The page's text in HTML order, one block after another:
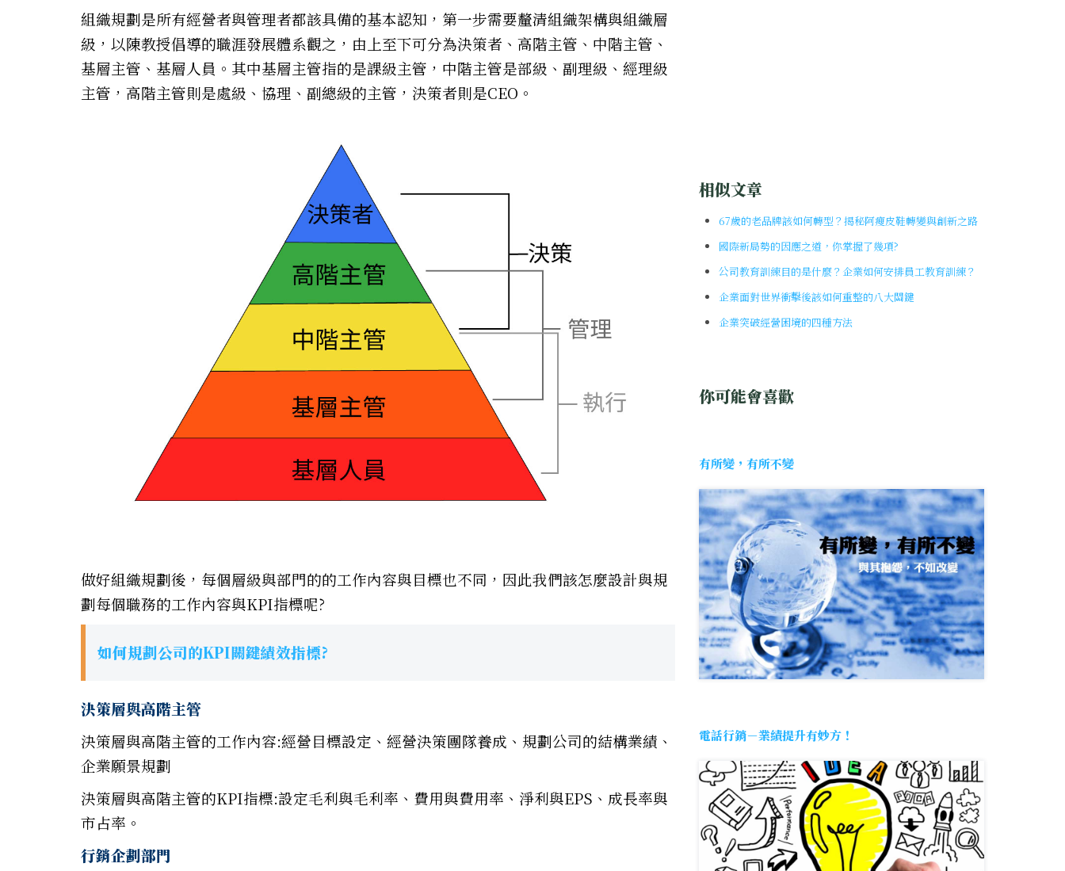
組織規劃是所有經營者與管理者都該具備的基本認知，第一步需要釐清組織架構與組織層
級，以陳教授倡導的職涯發展體系觀之，由上至下可分為決策者、高階主管、中階主管、
基層主管、基層人員。其中基層主管指的是課級主管，中階主管是部級、副理級、經理級
主管，高階主管則是處級、協理、副總級的主管，決策者則是CEO。
做好組織規劃後，每個層級與部門的的工作內容與目標也不同，因此我們該怎麼設計與規
劃每個職務的工作內容與KPI指標呢?
如何規劃公司的KPI關鍵績效指標?
決策層與高階主管
決策層與高階主管的工作內容:經營目標設定、經營決策團隊養成、規劃公司的結構業績、
企業願景規劃
決策層與高階主管的KPI指標:設定毛利與毛利率、費用與費用率、淨利與EPS、成長率與
市占率。
行銷企劃部門
相似文章
67歲的老品牌該如何轉型？揭秘阿瘦皮鞋轉變與創新之路
國際新局勢的因應之道，你掌握了幾項?
公司教育訓練目的是什麼？企業如何安排員工教育訓練？
企業面對世界衝擊後該如何重整的八大關鍵
企業突破經營困境的四種方法
你可能會喜歡
有所變，有所不變
電話行銷－業績提升有妙方！